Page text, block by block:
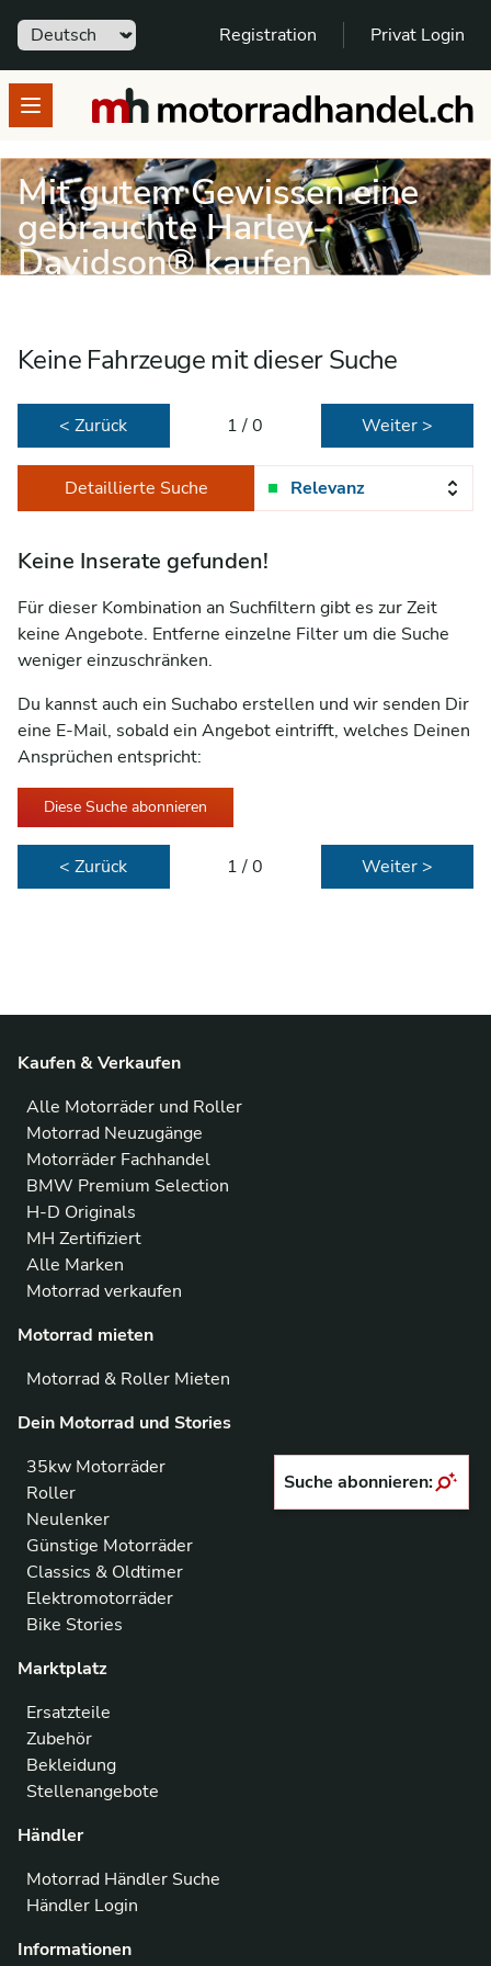
Sprache Registration Privat Login
Open menumotorradhandel.ch
Mit gutem Gewissen eine
gebrauchte Harley-
Davidson® kaufen
Keine Fahrzeuge mit dieser Suche
< Zurück 1 / 0 Weiter >
Detaillierte Suche Relevanz
Keine Inserate gefunden!
Für dieser Kombination an Suchfiltern gibt es zur Zeit
keine Angebote. Entferne einzelne Filter um die Suche
weniger einzuschränken.
Du kannst auch ein Suchabo erstellen und wir senden Dir
eine E-Mail, sobald ein Angebot eintrifft, welches Deinen
Ansprüchen entspricht:
Diese Suche abonnieren
< Zurück 1 / 0 Weiter >
Kaufen & Verkaufen
Alle Motorräder und Roller
Motorrad Neuzugänge
Motorräder Fachhandel
BMW Premium Selection
H-D Originals
MH Zertifiziert
Alle Marken
Motorrad verkaufen
Motorrad mieten
Motorrad & Roller Mieten
Dein Motorrad und Stories
35kw Motorräder
Roller
Neulenker
Günstige Motorräder
Classics & Oldtimer
Elektromotorräder
Bike Stories
Marktplatz
Ersatzteile
Zubehör
Bekleidung
Stellenangebote
Händler
Motorrad Händler Suche
Händler Login
Informationen
Suche abonnieren: